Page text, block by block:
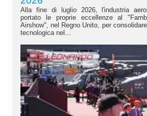
Alla fine di luglio 2026, l'industria
portato le proprie eccellenze al
Airshow", nel Regno Unito, per
tecnologica nel...